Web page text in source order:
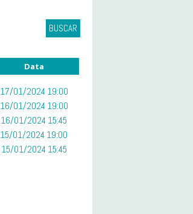
BUSCAR
Data
17/01/2024 19:00
16/01/2024 19:00
16/01/2024 15:45
15/01/2024 19:00
15/01/2024 15:45